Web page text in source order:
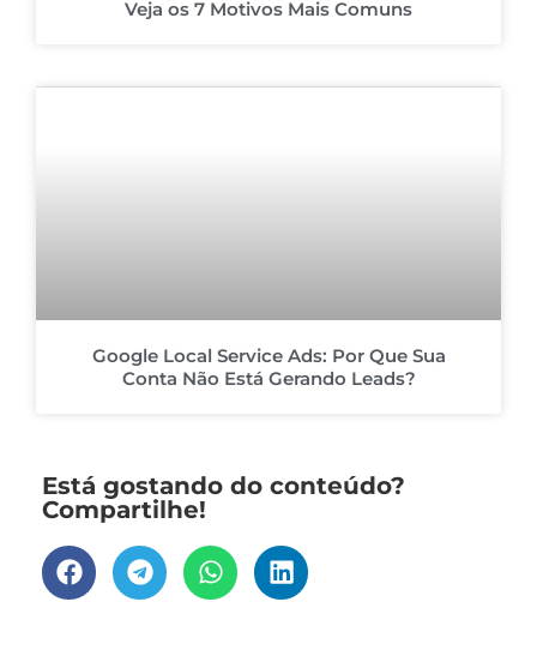
Veja os 7 Motivos Mais Comuns
Google Local Service Ads: Por Que Sua
Conta Não Está Gerando Leads?
Está gostando do conteúdo?
Compartilhe!